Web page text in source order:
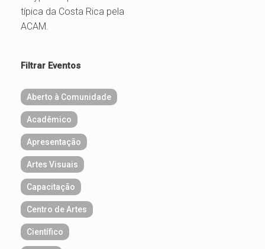
típica da Costa Rica pela
ACAM.
Filtrar Eventos
Aberto à Comunidade
Acadêmico
Apresentação
Artes Visuais
Capacitação
Centro de Artes
Científico